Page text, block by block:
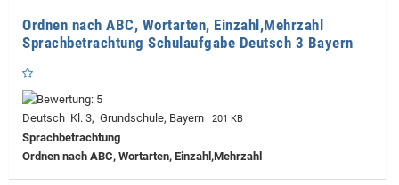
Ordnen nach ABC, Wortarten, Einzahl,Mehrzahl
Sprachbetrachtung Schulaufgabe Deutsch 3 Bayern
Deutsch Kl. 3, Grundschule, Bayern 201 KB
Sprachbetrachtung
Ordnen nach ABC, Wortarten, Einzahl,Mehrzahl